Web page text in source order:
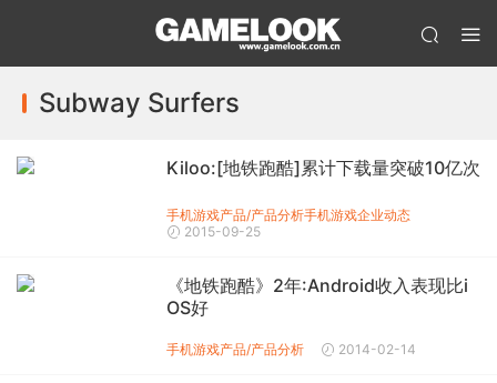
Subway Surfers
Kiloo:[地铁跑酷]累计下载量突破10亿次
手机游戏产品/产品分析手机游戏企业动态
2015-09-25
《地铁跑酷》2年:Android收入表现比i
OS好
手机游戏产品/产品分析 2014-02-14